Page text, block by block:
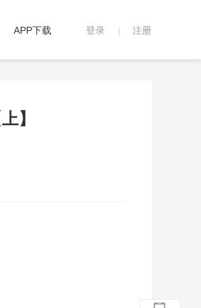
登录 注册
APP下载
】